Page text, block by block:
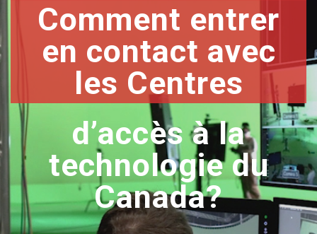
Comment entrer
en contact avec
les Centres
d’accès à la
technologie du
Canada?